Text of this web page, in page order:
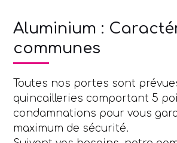
Aluminium :
communes
Toutes nos portes sont
quincailleries comportant 5
condamnations pour vous
maximum de sécurité.